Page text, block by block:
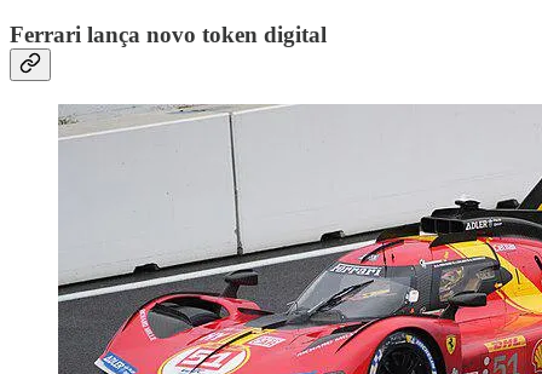
Ferrari lança novo token digital